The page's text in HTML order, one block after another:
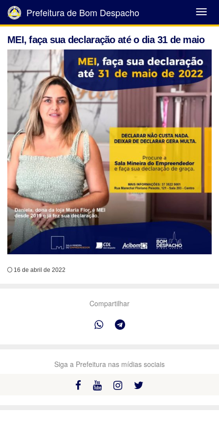
Abrir
Menu
Prefeitura de Bom Despacho
MEI, faça sua declaração até o dia 31 de maio
16 de abril de 2022
Compartilhar
Siga a Prefeitura nas mídias sociais